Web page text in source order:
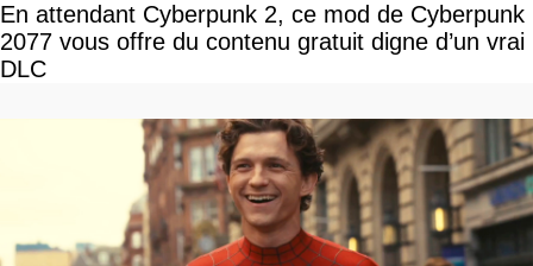
En attendant Cyberpunk 2, ce mod de Cyberpunk
2077 vous offre du contenu gratuit digne d’un vrai
DLC